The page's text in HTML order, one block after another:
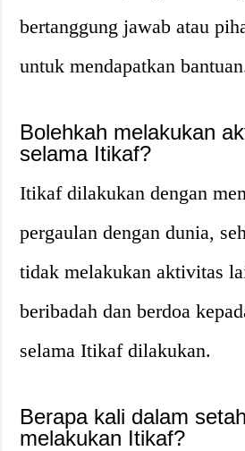
bertanggung jawab atau
untuk mendapatkan
Bolehkah melakukan
selama Itikaf?
Itikaf dilakukan dengan
pergaulan dengan dunia,
tidak melakukan aktivitas
beribadah dan berdoa
selama Itikaf dilakukan.
Berapa kali dalam
melakukan Itikaf?